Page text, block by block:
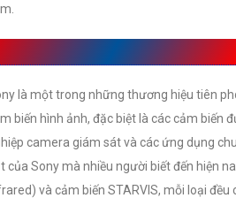
là một trong những thương hiệu tiên
biến hình ảnh, đặc biệt là các cảm biến
camera giám sát và các ứng dụng
của Sony mà nhiều người biết đến hiện
và cảm biến STARVIS, mỗi loại